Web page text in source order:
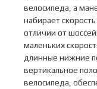
велосипеда, а
набирает
отличии от
маленьких
длинные нижние
вертикальное
велосипеда,